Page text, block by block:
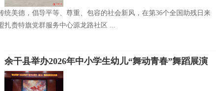
统美德，倡导平等、尊重、包容的社会新风，在第36个全国助残日来
扎赉特旗党群服务中心源龙路社区 ...
余干县举办2026年中小学生幼儿“舞动青春”舞蹈展演
活动